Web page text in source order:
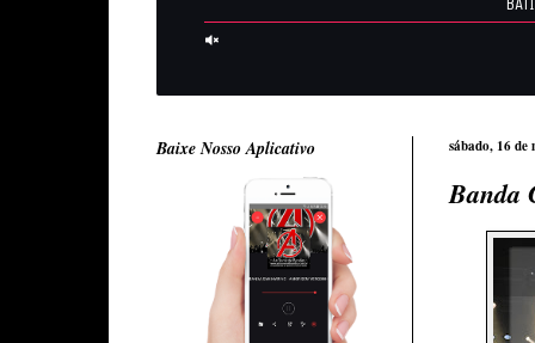
sábado, 16 de
Banda
Baixe Nosso Aplicativo